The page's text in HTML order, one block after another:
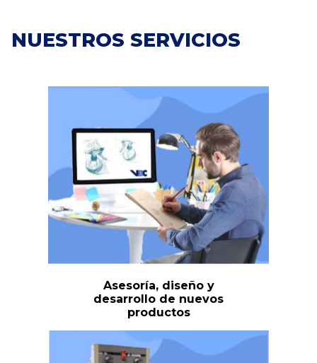
NUESTROS SERVICIOS
Asesoría, diseño y
desarrollo de nuevos
productos